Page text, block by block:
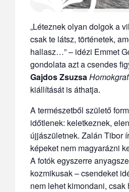
„Léteznek olyan dolgok a
csak te látsz, történetek,
hallasz…” – idézi Emmet
gondolata azt a csendes
Gajdos Zsuzsa
kiállítását is áthatja.
A természetből születő
időtlenek: keletkeznek,
újjászületnek. Zalán Tibor
képeket nem magyarázni
A fotók egyszerre
kozmikusak – csendeket
nem lehet kimondani, csak